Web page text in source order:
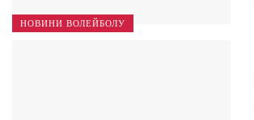
НОВИНИ ВОЛЕЙБОЛУ